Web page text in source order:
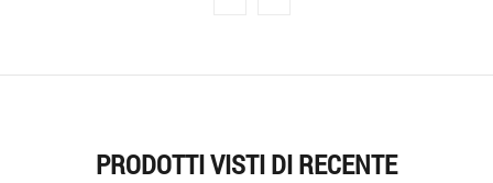
PRODOTTI VISTI DI RECENTE